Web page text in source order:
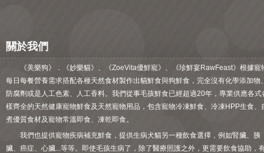
關於我們
《美樂狗》．《妙樂貓》、《ZoeVita優鮮寵》、《珍鮮宴RawFeast》根據寵
每日每餐營養需求搭配各種天然食材製作出貓鮮食與狗鮮食，完全沒有化學添加物
防腐劑或是人工色素、人工香料。我們從事毛孩鮮食已經超過20年，專業供應各式
樣齊全的天然健康寵物鮮食及天然寵物用品，包含寵物冷凍鮮食、冷凍HPP生食、
煮優質食材及寵物常溫即食、凍乾即食。
我們也提供寵物疾病補充鮮食，提供生病犬貓另一種飲食選擇，例如腎臟、胰
臟、癌症、心臟...等等。即使毛孩生病了，除了醫療照護之外，更需要飲食協助，